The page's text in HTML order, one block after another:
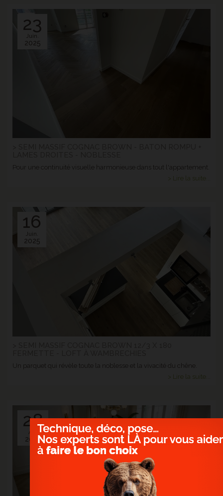
23
Juin.
2025
Pour une continuité visuelle harmonieuse dans tout l'appartement.
> Lire la suite...
16
Juin.
2025
Un parquet qui révèle toute la noblesse et la vivacité du chêne.
> Lire la suite...
28
Avr.
2025